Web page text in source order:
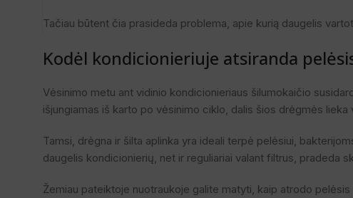
Tačiau būtent čia prasideda problema, apie kurią daugelis
Kodėl kondicionieriuje atsiranda
Vėsinimo metu ant vidinio kondicionieriaus šilumokaičio
išjungiamas iš karto po vėsinimo ciklo, dalis šios drėgmės lieka
Tamsi, drėgna ir šilta aplinka yra ideali terpė pelėsiui,
daugelis kondicionierių, net ir reguliariai valant filtrus, pradeda
Žemiau pateiktoje nuotraukoje galite matyti, kaip atrodo